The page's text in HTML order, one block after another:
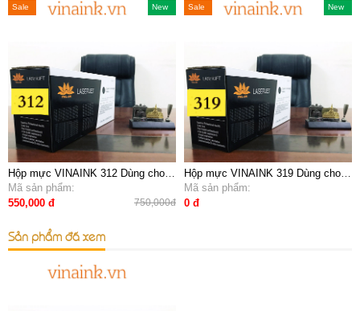
New
Sale
Sale
Hộp mực VINAINK 312 Dùng cho
máy in canon 3050
Mã sản phẩm:
550,000 đ
750,000đ
New
Sale
Sale
Hộp mực VINAINK 319 Dùng cho
máy in canon 6650,6650DN
Mã sản phẩm:
0 đ
Sản phẩm đã xem